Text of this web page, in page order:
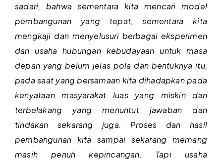
sadari, bahwa sementara kita mencari model
pembangunan yang tepat, sementara kita
mengkaji dan menyelusuri berbagai eksperimen
dan usaha hubungan kebudayaan untuk masa
depan yang belum jelas pola dan bentuknya itu,
pada saat yang bersamaan kita dihadapkan pada
kenyataan masyarakat luas yang miskin dan
terbelakang yang menuntut jawaban dan
tindakan sekarang juga. Proses dan hasil
pembangunan kita sampai sekarang memang
masih penuh kepincangan. Tapi usaha